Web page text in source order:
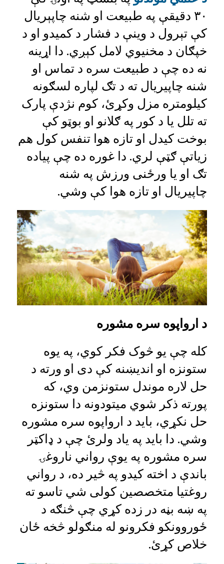
۳۰ دقیقې په طبیعت او شنه چاپېریال
کې تېرول د وینې د فشار د کمیدو او د
خپګان د مخنیوي لامل کېږي. دا اړینه
نه ده چې د طبیعت سره د تماس او
شنه چاپیریال ته د تګ لپاره لسګونه
کیلومتره مزل وکړئ، کوم نژدې پارک
ته تلل یا د کور په ګلانو او بوټو کې
بوخت کیدل او تازه هوا تنفس کول هم
زیاتې ګټې لري. دا غوره ده چې پیاده
تګ او یا ورځنی ورزش په شنه
چاپیریال او تازه هوا کې وشي.
د ارواپوه سره مشوره
کله چې یو څوک فکر کوي، په یوه
ستونزه او اندیښنه کې دی او ورته د
حل لاره موندل ستونزمن وي، که
پورته ذکر شوي میتودونه دا ستونزه
حل نکړي، باید د ارواپوه سره مشوره
وشي. دا باید په یاد ولرئ چې د ډاکټر
سره مشوره په یوې رواني ناروغۍ
باندې د اخته کیدو په څیر ده، د رواني
روغتیا متخصصین کولی شي تاسو ته
په ښه بڼه در زده کړي چې څنګه د
ځوروونکو فکرونو له منګولو څخه ځان
خلاص کړئ.